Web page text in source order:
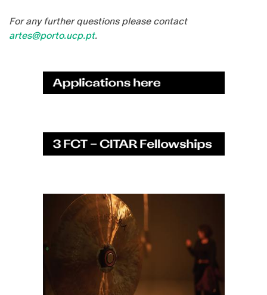
For any further questions please contact
artes@porto.ucp.pt.